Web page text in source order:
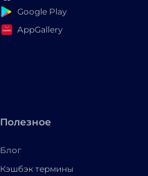
Google Play
AppGallery
Полезное
Блог
Кэшбэк термины